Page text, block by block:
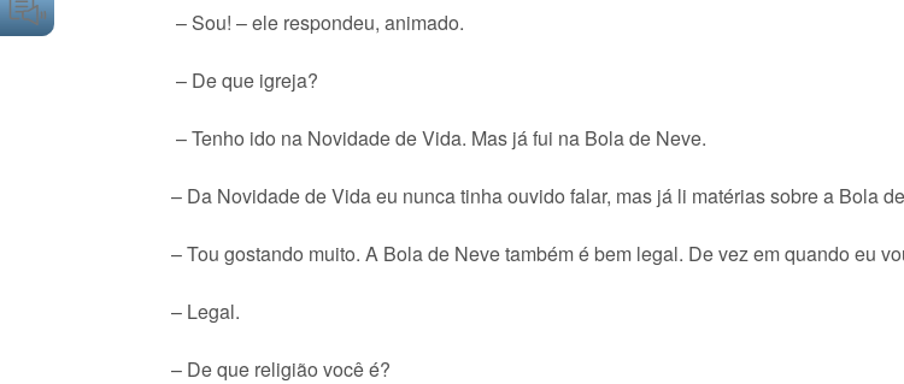
– Sou! – ele respondeu, animado.
– De que igreja?
– Tenho ido na Novidade de Vida. Mas já fui na Bola de Neve.
– Da Novidade de Vida eu nunca tinha ouvido falar, mas já li matérias sobre a Bola
– Tou gostando muito. A Bola de Neve também é bem legal. De vez em quando eu
– Legal.
– De que religião você é?